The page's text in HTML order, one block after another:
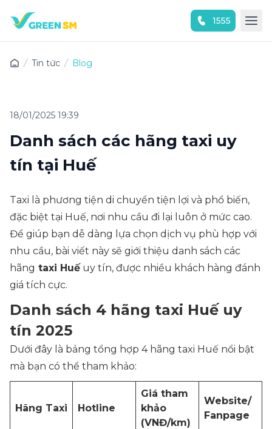
1555
Tin tức Blog
18/01/2025 19:39
Danh sách các hãng taxi uy
tín tại Huế
Taxi là phương tiện di chuyển tiện lợi và phổ biến,
đặc biệt tại Huế, nơi nhu cầu đi lại luôn ở mức cao.
Để giúp bạn dễ dàng lựa chọn dịch vụ phù hợp với
nhu cầu, bài viết này sẽ giới thiệu danh sách các
hãng taxi Huếuy tín, được nhiều khách hàng đánh
giá tích cực.
Danh sách 4 hãng taxi Huế uy
tín 2025
Dưới đây là bảng tổng hợp 4 hãng taxi Huế nổi bật
mà bạn có thể tham khảo:
Hãng Taxi Hotline
Giá tham
khảo
(VNĐ/km)
Website/
Fanpage